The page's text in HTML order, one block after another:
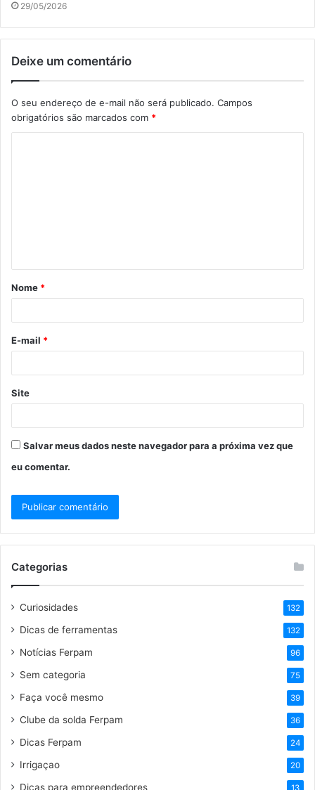
29/05/2026
Deixe um comentário
O seu endereço de e-mail não será publicado. Campos
obrigatórios são marcados com *
Nome *
E-mail *
Site
Salvar meus dados neste navegador para a próxima vez que
eu comentar.
Categorias
Curiosidades 132
Dicas de ferramentas 132
Notícias Ferpam 96
Sem categoria 75
Faça você mesmo 39
Clube da solda Ferpam 36
Dicas Ferpam 24
Irrigaçao 20
Dicas para empreendedores